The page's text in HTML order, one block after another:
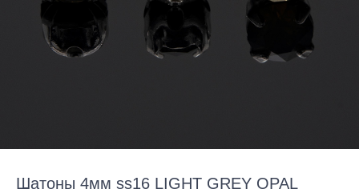
Шатоны 4мм ss16 LIGHT GREY OPAL